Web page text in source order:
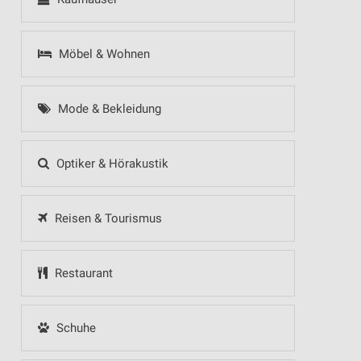
Möbel & Wohnen
Mode & Bekleidung
Optiker & Hörakustik
Reisen & Tourismus
Restaurant
Schuhe